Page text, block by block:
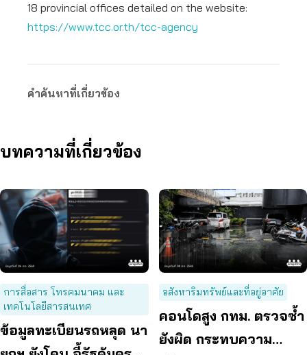
18 provincial offices detailed on the website:
https://www.tcc.or.th/tcc-agency
คำค้นหาที่เกี่ยวข้อง
บทความที่เกี่ยวข้อง
การสื่อสาร โทรคมนาคม และ
เทคโนโลยีสารสนเทศ
ข้อมูลทะเบียนรถหลุด นา
อสังหาริมทรัพย์และที่อยู่อาศัย
คอนโดสูง กทม. ตรวจซ้ำ
ยังผิด กระทบความ